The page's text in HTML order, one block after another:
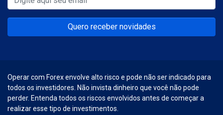
Quero receber novidades
Operar com Forex envolve alto risco e pode não ser indicado para
todos os investidores. Não invista dinheiro que você não pode
perder. Entenda todos os riscos envolvidos antes de começar a
realizar esse tipo de investimentos.